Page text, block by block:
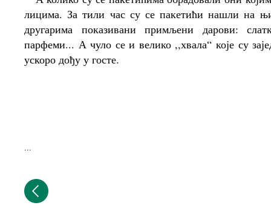
лицима. За тили час су се пакетићи нашли на
другарима показивани примљени дарови:
парфеми... А чуло се и велико ,,хвала“ које су
ускоро дођу у госте.
...